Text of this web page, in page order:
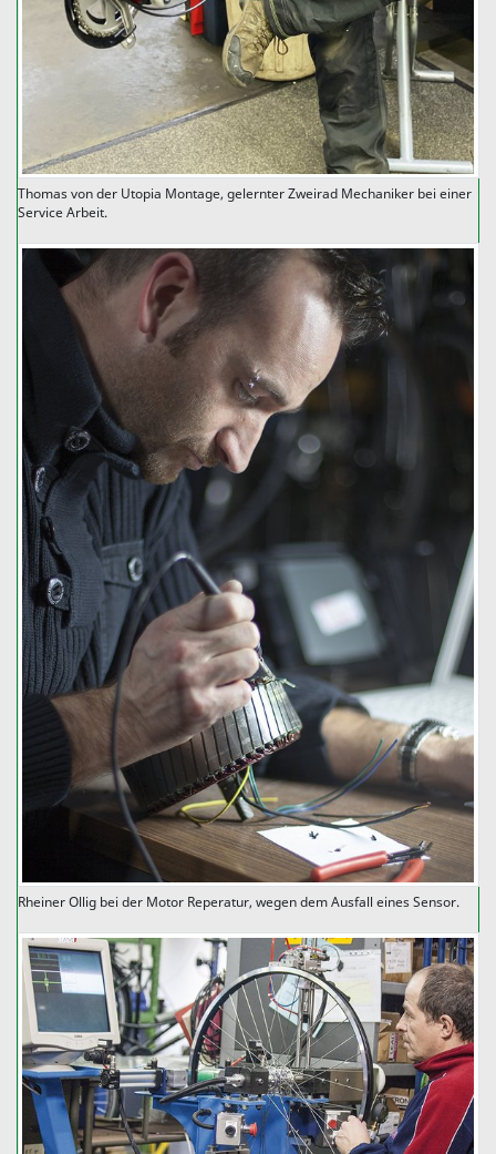
Thomas von der Utopia Montage, gelernter Zweirad Mechaniker bei einer
Service Arbeit.
Rheiner Ollig bei der Motor Reperatur, wegen dem Ausfall eines Sensor.